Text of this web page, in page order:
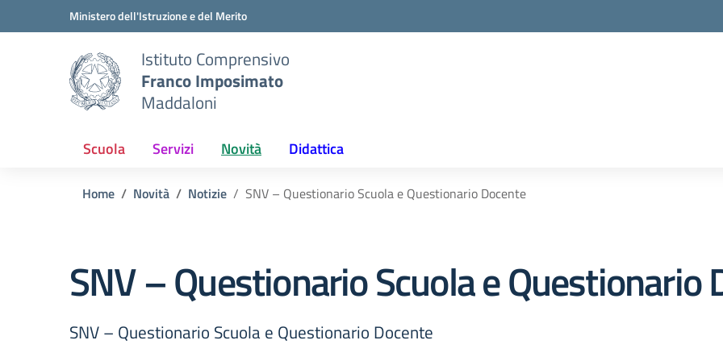
Vai ai contenuti
Vai al menu di navigazioneMinistero dell'Istruzione e del Merito
Istituto Comprensivo
Franco Imposimato
Maddaloni
Scuola Servizi Novità Didattica
Home Novità Notizie SNV – Questionario Scuola e Questionario Docente
SNV – Questionario Scuola e Questionario
SNV – Questionario Scuola e Questionario Docente